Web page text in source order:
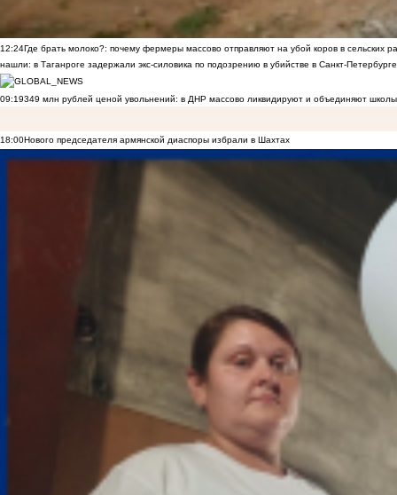
12:24Где брать молоко?: почему фермеры массово отправляют на убой коров в сельских
нашли: в Таганроге задержали экс-силовика по подозрению в убийстве в Санкт-Петербурге
09:19349 млн рублей ценой увольнений: в ДНР массово ликвидируют и объединяют
18:00Нового председателя армянской диаспоры избрали в Шахтах